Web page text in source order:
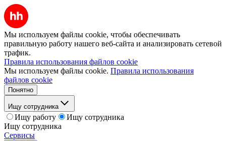
Мы используем файлы cookie, чтобы обеспечивать
правильную работу нашего веб-сайта и анализировать сетевой
трафик.
Правила использования файлов cookie
Мы используем файлы cookie. Правила использования
файлов cookie
Понятно
Ищу сотрудника
Ищу работу
Ищу сотрудника
Ищу сотрудника
Сервисы